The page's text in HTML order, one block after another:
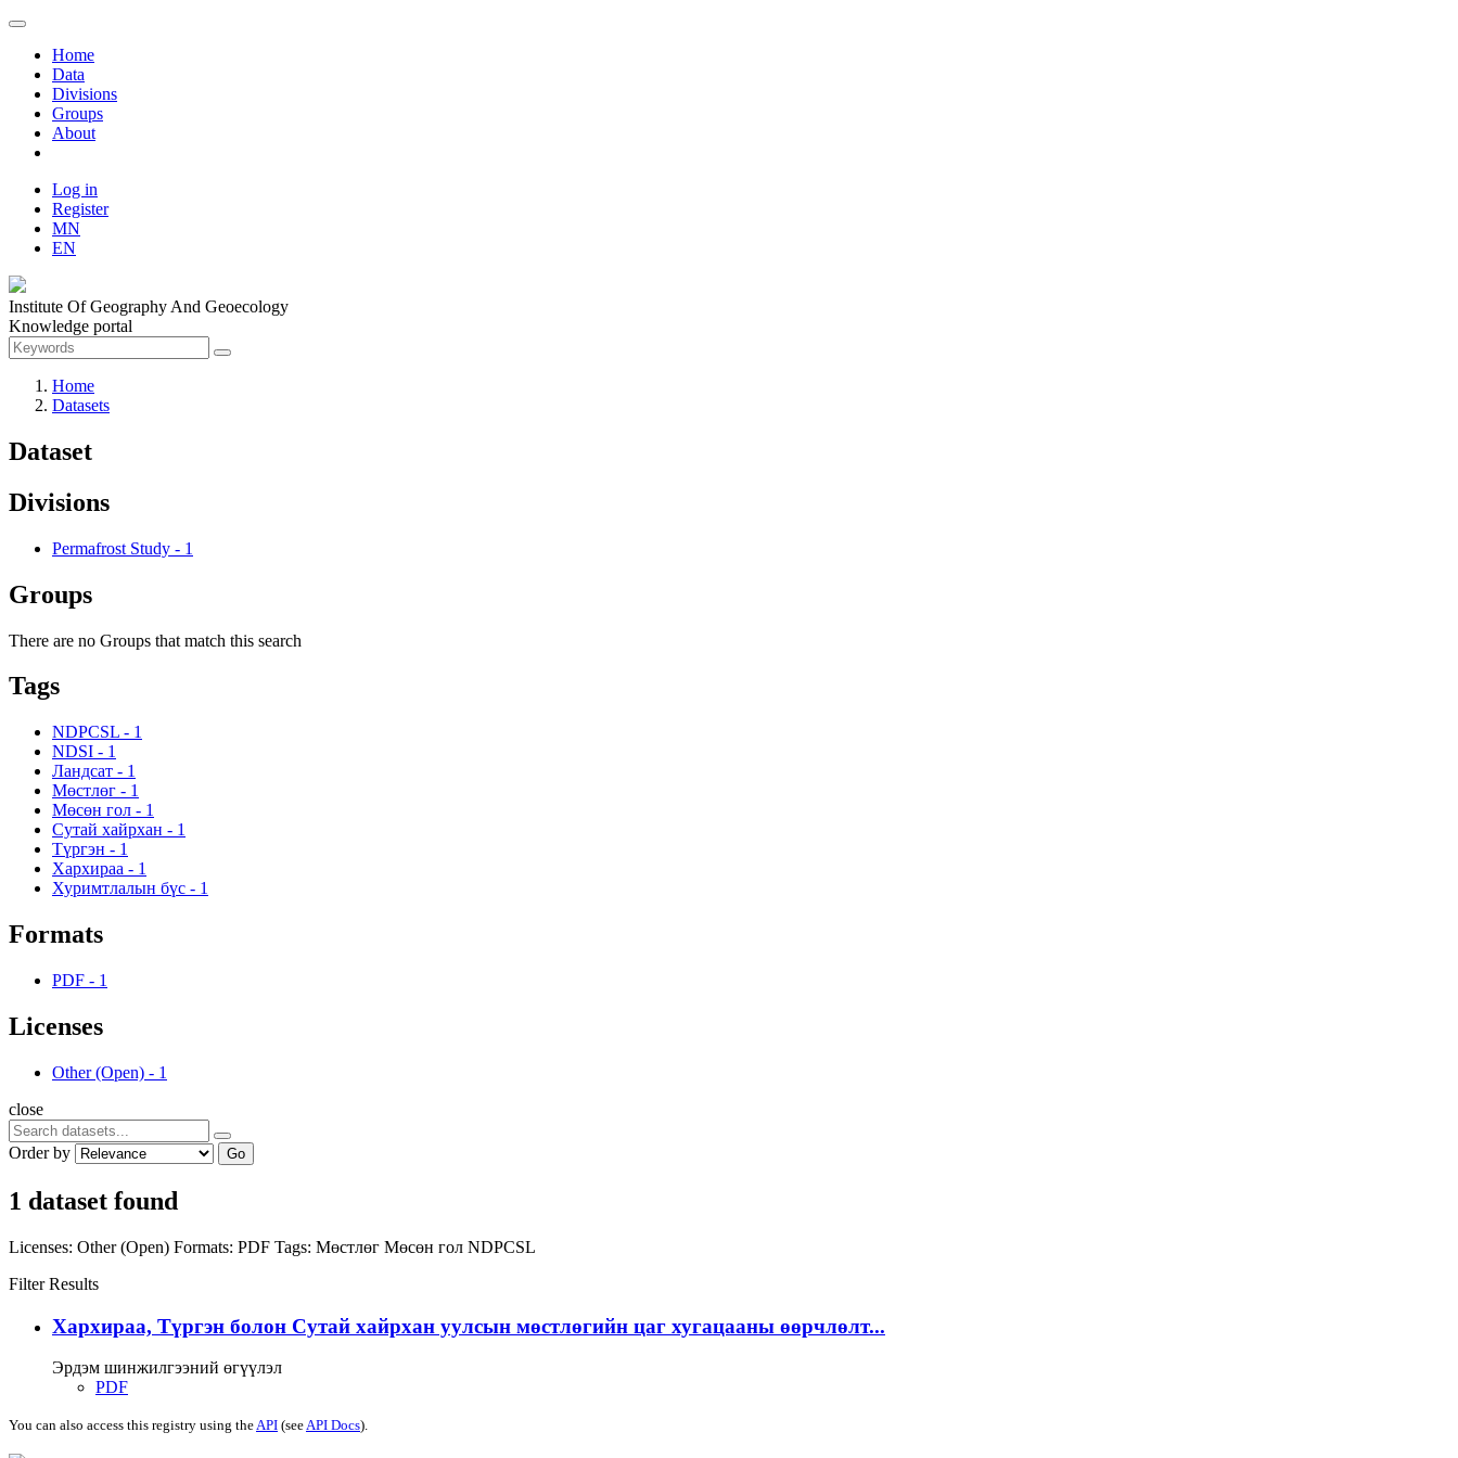
Home
Data
Divisions
Groups
About
Log in
Register
MN
EN
Institute Of Geography And Geoecology
Knowledge portal
Home
Datasets
Dataset
Divisions
Permafrost Study - 1
Groups
There are no Groups that match this search
Tags
NDPCSL - 1
NDSI - 1
Ландсат - 1
Мөстлөг - 1
Мөсөн гол - 1
Сутай хайрхан - 1
Түргэн - 1
Хархираа - 1
Хуримтлалын бүс - 1
Formats
PDF - 1
Licenses
Other (Open) - 1
close
Order by Go
1 dataset found
Licenses: Other (Open) Formats: PDF Tags: Мөстлөг Мөсөн гол NDPCSL
Filter Results
Хархираа, Түргэн болон Сутай хайрхан уулсын мөстлөгийн цаг хугацааны өөрчлөлт...
Эрдэм шинжилгээний өгүүлэл
PDF
You can also access this registry using theAPI (seeAPI Docs).